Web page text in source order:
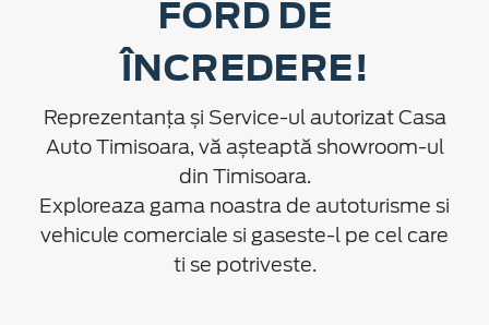
FORD DE
ÎNCREDERE!
Reprezentanța și Service-ul autorizat Casa
Auto Timisoara, vă așteaptă showroom-ul
din Timisoara.
Exploreaza gama noastra de autoturisme si
vehicule comerciale si gaseste-l pe cel care
ti se potriveste.